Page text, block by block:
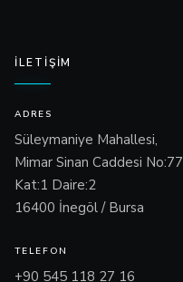
İLETIŞIM
ADRES
Süleymaniye Mahallesi,
Mimar Sinan Caddesi No:77
Kat:1 Daire:2
16400 İnegöl / Bursa
TELEFON
+90 545 118 27 16